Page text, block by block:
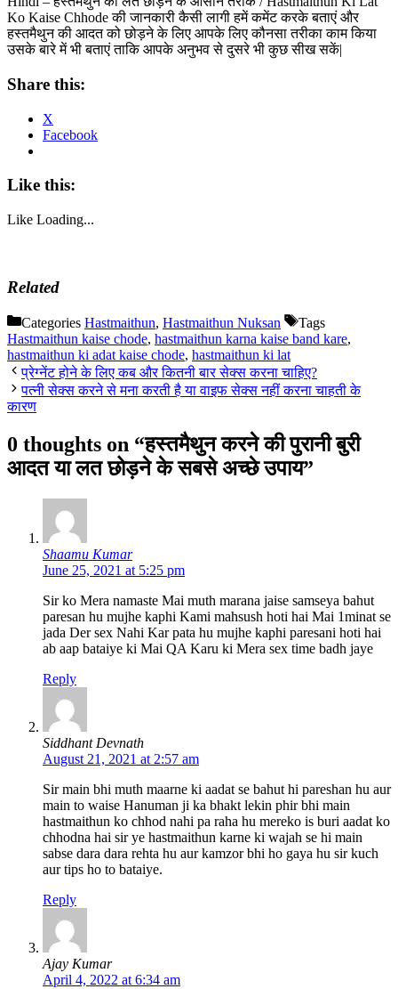
Ko Kaise Chhode की जानकारी कैसी लागी हमें कमेंट करके बताएं और
हस्तमैथुन की आदत को छोड़ने के लिए आपके लिए कौनसा तरीका काम किया
उसके बारे में भी बताएं ताकि आपके अनुभव से दुसरे भी कुछ सीख सकें|
Share this:
X
Facebook
Like this:
Like Loading...
Related
Categories Hastmaithun, Hastmaithun Nuksan
Tags
Hastmaithun kaise chode, hastmaithun karna kaise band kare,
hastmaithun ki adat kaise chode, hastmaithun ki lat
प्रेग्नेंट होने के लिए कब और कितनी बार सेक्स करना चाहिए?
पत्नी सेक्स करने से मना करती है या वाइफ सेक्स नहीं करना चाहती के
कारण
0 thoughts on “हस्तमैथुन करने की पुरानी बुरी
आदत या लत छोड़ने के सबसे अच्छे उपाय”
Shaamu Kumar
June 25, 2021 at 5:25 pm
Sir ko Mera namaste Mai muth marana jaise samseya bahut
paresan hu mujhe kaphi Kami mahsush hoti hai Mai 1minat se
jada Der sex Nahi Kar pata hu mujhe kaphi paresani hoti hai
ab aap bataiye ki Mai QA Karu ki Mera sex time badh jaye
Reply
Siddhant Devnath
August 21, 2021 at 2:57 am
Sir main bhi muth maarne ki aadat se bahut hi pareshan hu aur
main to waise Hanuman ji ka bhakt lekin phir bhi main
hastmaithun ko chhod nahi pa raha hu mereko is buri aadat ko
chhodna hai sir ye hastmaithun karne ki wajah se hi main
sabse dara dara rehta hu aur kamzor bhi ho gaya hu sir kuch
aur tips ho to bataiye.
Reply
Ajay Kumar
April 4, 2022 at 6:34 am